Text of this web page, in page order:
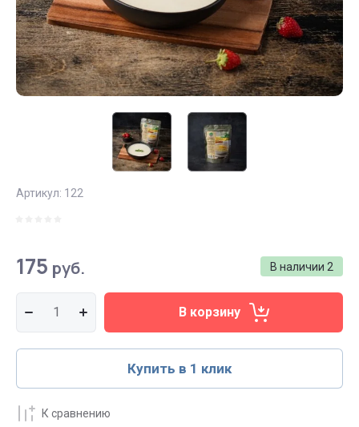
Артикул: 122
В наличии 2
175 руб.
В корзину
Купить в 1 клик
К сравнению